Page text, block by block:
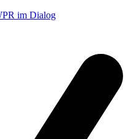
im Dialog